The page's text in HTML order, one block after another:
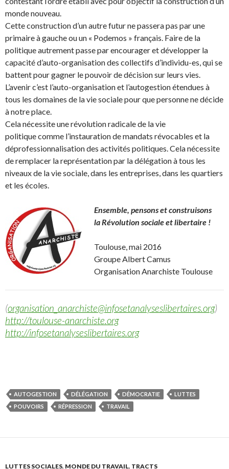
monde nouveau.
Cette construction d’un autre futur ne passera pas par une
primaire à gauche ou un « Podemos » français. Faire de la
politique autrement passe par encourager et développer la
capacité d’auto-organisation des collectifs d’individu-es, qui se
battent pour gagner le pouvoir de décision sur leurs vies.
L’avenir c’est l’auto-organisation et l’autogestion étendues à
tous les domaines de la vie sociale pour que personne ne décide
à notre place.
Cela nécessite une révolution radicale de la vie
politique comme l’instauration de mandats révocables et la
déprofessionnalisation des activités politiques. Cela nécessite
de remplacer la représentation par la délégation à tous les
niveaux de la vie sociale, dans les entreprises, dans les quartiers
et les écoles.
Ensemble, pensons et construisons
la Révolution sociale et libertaire !
Toulouse, mai 2016
Groupe Albert Camus
Organisation Anarchiste Toulouse
(organisation_anarchiste@infosetanalyseslibertaires.org)
http://toulouse-anarchiste.org
http://infosetanalyseslibertaires.org
AUTOGESTION DÉLÉGATION DÉMOCRATIE
LUTTES
POUVOIRS
RÉPRESSION TRAVAIL
LUTTES SOCIALES, MONDE DU TRAVAIL, TRACTS